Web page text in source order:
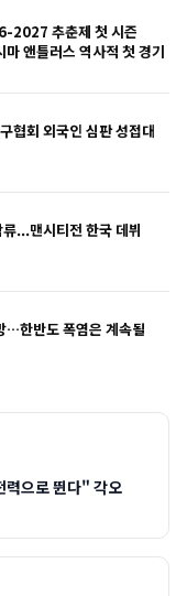
2027 추춘제 첫 시즌
앤틀러스 역사적 첫 경기
협회 외국인 심판 성접대
...맨시티전 한국 데뷔
…한반도 폭염은 계속될
력으로 뛴다" 각오